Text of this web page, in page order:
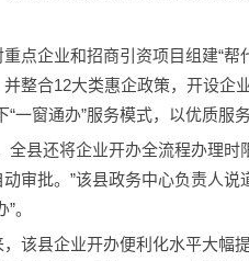
点企业和招商引资项目组建“帮
整合12大类惠企政策，开设企
“一窗通办”服务模式，以优质服
全县还将企业开办全流程办理时
审批。”该县政务中心负责人
。
该县企业开办便利化水平大幅